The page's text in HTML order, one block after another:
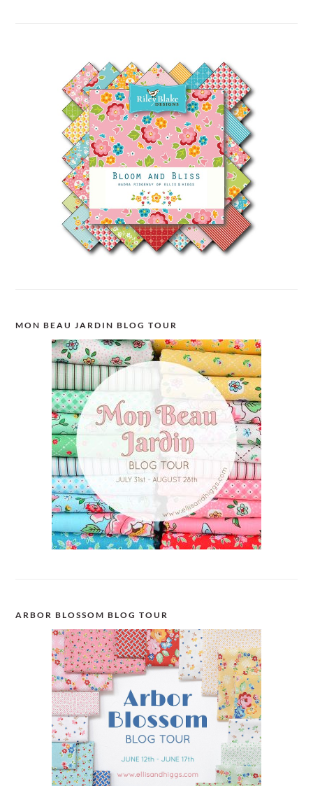
MON BEAU JARDIN BLOG TOUR
ARBOR BLOSSOM BLOG TOUR